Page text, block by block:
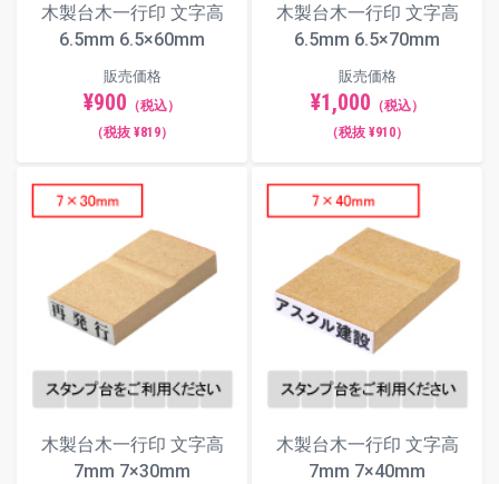
木製台木一行印 文字高
6.5mm 6.5×60mm
販売価格
¥900 （税込）
（税抜 ¥819）
木製台木一行印 文字高
6.5mm 6.5×70mm
販売価格
¥1,000 （税込）
（税抜 ¥910）
木製台木一行印 文字高
7mm 7×30mm
木製台木一行印 文字高
7mm 7×40mm